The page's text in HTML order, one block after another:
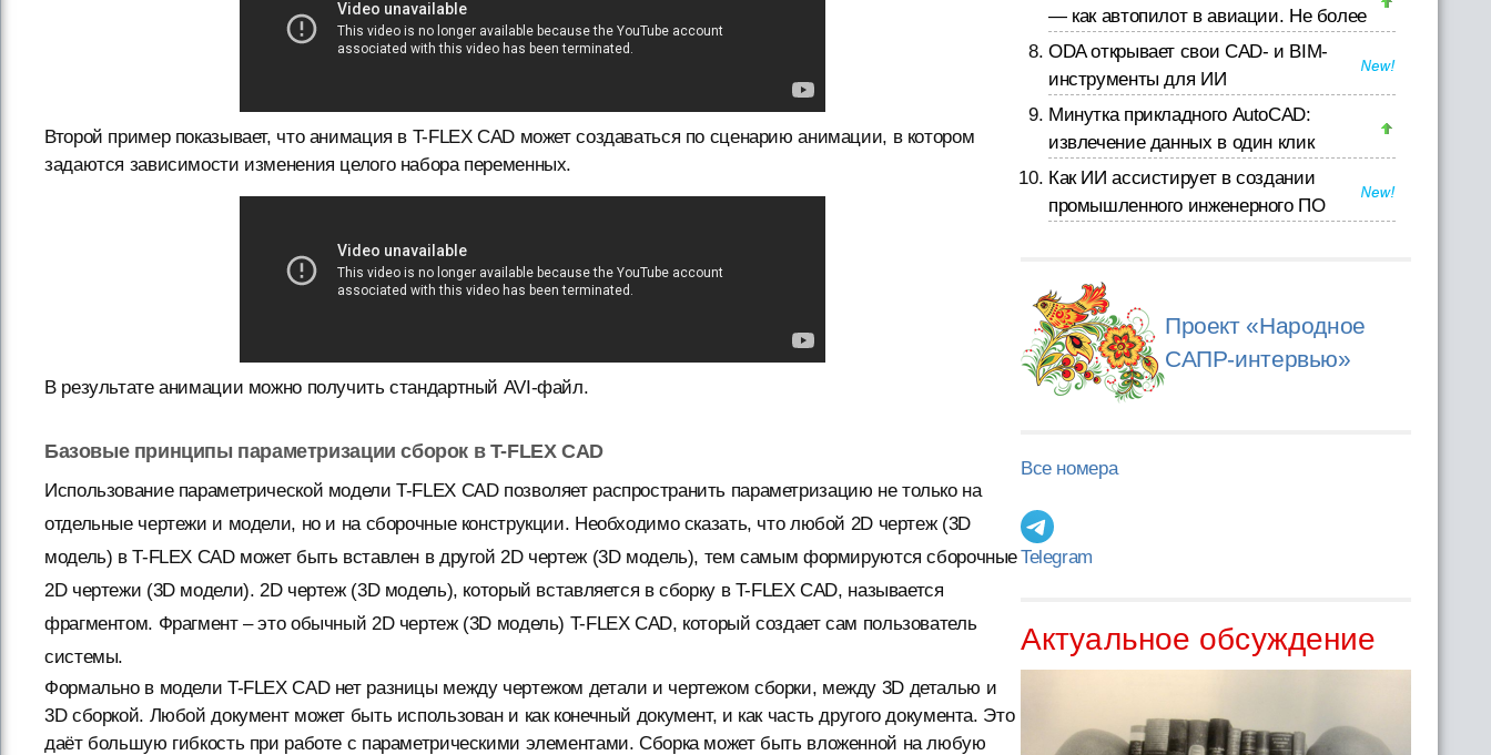
Второй пример показывает, что анимация в T-FLEX CAD может создаваться по сценарию анимации, в котором
задаются зависимости изменения целого набора переменных.
В результате анимации можно получить стандартный AVI-файл.
Базовые принципы параметризации сборок в T-FLEX CAD
Использование параметрической модели T-FLEX CAD позволяет распространить параметризацию не только на
отдельные чертежи и модели, но и на сборочные конструкции. Необходимо сказать, что любой 2D чертеж (3D
модель) в T-FLEX CAD может быть вставлен в другой 2D чертеж (3D модель), тем самым формируются сборочные
2D чертежи (3D модели). 2D чертеж (3D модель), который вставляется в сборку в T-FLEX CAD, называется
фрагментом. Фрагмент – это обычный 2D чертеж (3D модель) T-FLEX CAD, который создает сам пользователь
системы.
Формально в модели T-FLEX CAD нет разницы между чертежом детали и чертежом сборки, между 3D деталью и
3D сборкой. Любой документ может быть использован и как конечный документ, и как часть другого документа. Это
даёт большую гибкость при работе с параметрическими элементами. Сборка может быть вложенной на любую
— как автопилот в авиации. Не более
ODA открывает свои CAD- и BIM-
инструменты для ИИ
Минутка прикладного AutoCAD:
извлечение данных в один клик
Как ИИ ассистирует в создании
промышленного инженерного ПО
Проект «Народное
САПР-интервью»
Все номера
Telegram
Актуальное обсуждение